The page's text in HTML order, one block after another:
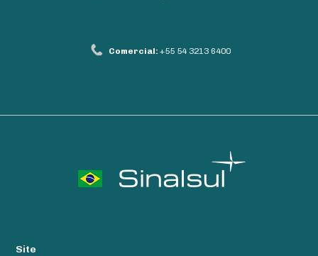
Comercial: +55 54 3213 6400
Site